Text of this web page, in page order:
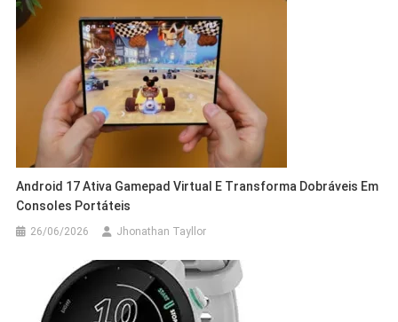
Android 17 Ativa Gamepad Virtual E Transforma Dobráveis Em
Consoles Portáteis
26/06/2026 Jhonathan Tayllor